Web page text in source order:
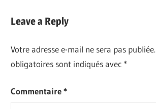
Leave a Reply
Votre adresse e-mail ne sera pas publiée.
obligatoires sont indiqués avec *
Commentaire*